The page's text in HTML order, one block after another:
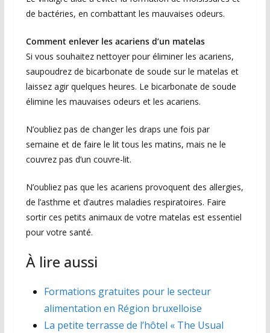
de bactéries, en combattant les mauvaises odeurs.
Comment enlever les acariens d’un matelas
Si vous souhaitez nettoyer pour éliminer les acariens,
saupoudrez de bicarbonate de soude sur le matelas et
laissez agir quelques heures. Le bicarbonate de soude
élimine les mauvaises odeurs et les acariens.
N’oubliez pas de changer les draps une fois par
semaine et de faire le lit tous les matins, mais ne le
couvrez pas d’un couvre-lit.
N’oubliez pas que les acariens provoquent des allergies,
de l’asthme et d’autres maladies respiratoires. Faire
sortir ces petits animaux de votre matelas est essentiel
pour votre santé.
À lire aussi
Formations gratuites pour le secteur
alimentation en Région bruxelloise
La petite terrasse de l’hôtel « The Usual